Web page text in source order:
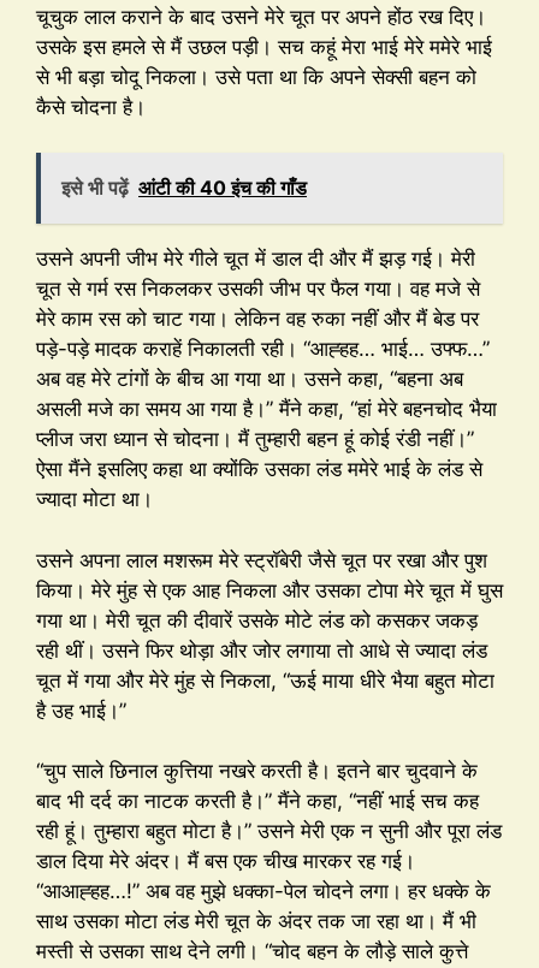
चूचुक लाल कराने के बाद उसने मेरे चूत पर अपने होंठ रख दिए।
उसके इस हमले से मैं उछल पड़ी। सच कहूं मेरा भाई मेरे ममेरे भाई
से भी बड़ा चोदू निकला। उसे पता था कि अपने सेक्सी बहन को
कैसे चोदना है।
इसे भी पढ़ें आंटी की 40 इंच की गाँड
उसने अपनी जीभ मेरे गीले चूत में डाल दी और मैं झड़ गई। मेरी
चूत से गर्म रस निकलकर उसकी जीभ पर फैल गया। वह मजे से
मेरे काम रस को चाट गया। लेकिन वह रुका नहीं और मैं बेड पर
पड़े-पड़े मादक कराहें निकालती रही। “आह्हह… भाई… उफ्फ…”
अब वह मेरे टांगों के बीच आ गया था। उसने कहा, “बहना अब
असली मजे का समय आ गया है।” मैंने कहा, “हां मेरे बहनचोद भैया
प्लीज जरा ध्यान से चोदना। मैं तुम्हारी बहन हूं कोई रंडी नहीं।”
ऐसा मैंने इसलिए कहा था क्योंकि उसका लंड ममेरे भाई के लंड से
ज्यादा मोटा था।
उसने अपना लाल मशरूम मेरे स्ट्रॉबेरी जैसे चूत पर रखा और पुश
किया। मेरे मुंह से एक आह निकला और उसका टोपा मेरे चूत में घुस
गया था। मेरी चूत की दीवारें उसके मोटे लंड को कसकर जकड़
रही थीं। उसने फिर थोड़ा और जोर लगाया तो आधे से ज्यादा लंड
चूत में गया और मेरे मुंह से निकला, “ऊई माया धीरे भैया बहुत मोटा
है उह भाई।”
“चुप साले छिनाल कुत्तिया नखरे करती है। इतने बार चुदवाने के
बाद भी दर्द का नाटक करती है।” मैंने कहा, “नहीं भाई सच कह
रही हूं। तुम्हारा बहुत मोटा है।” उसने मेरी एक न सुनी और पूरा लंड
डाल दिया मेरे अंदर। मैं बस एक चीख मारकर रह गई।
“आआह्हह…!” अब वह मुझे धक्का-पेल चोदने लगा। हर धक्के के
साथ उसका मोटा लंड मेरी चूत के अंदर तक जा रहा था। मैं भी
मस्ती से उसका साथ देने लगी। “चोद बहन के लौड़े साले कुत्ते